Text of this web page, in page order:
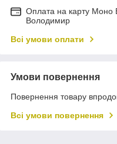
Оплата на карту Моно
Володимир
Всі умови оплати
Умови повернення
Повернення товару
Всі умови повернення